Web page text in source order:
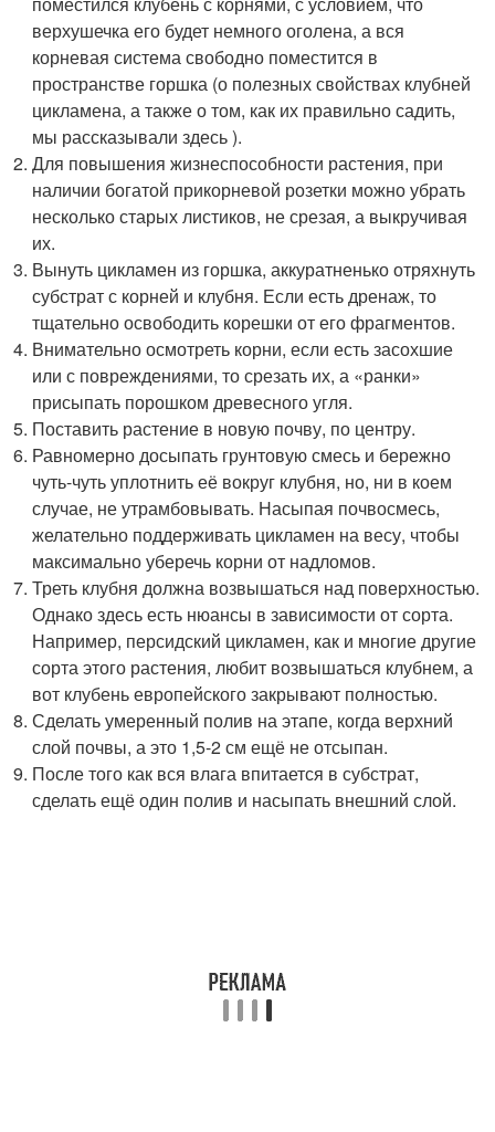
верхушечка его будет немного оголена, а вся
корневая система свободно поместится в
пространстве горшка (о полезных свойствах клубней
цикламена, а также о том, как их правильно садить,
мы рассказывали здесь ).
Для повышения жизнеспособности растения, при
наличии богатой прикорневой розетки можно убрать
несколько старых листиков, не срезая, а выкручивая
их.
Вынуть цикламен из горшка, аккуратненько отряхнуть
субстрат с корней и клубня. Если есть дренаж, то
тщательно освободить корешки от его фрагментов.
Внимательно осмотреть корни, если есть засохшие
или с повреждениями, то срезать их, а «ранки»
присыпать порошком древесного угля.
Поставить растение в новую почву, по центру.
Равномерно досыпать грунтовую смесь и бережно
чуть-чуть уплотнить её вокруг клубня, но, ни в коем
случае, не утрамбовывать. Насыпая почвосмесь,
желательно поддерживать цикламен на весу, чтобы
максимально уберечь корни от надломов.
Треть клубня должна возвышаться над поверхностью.
Однако здесь есть нюансы в зависимости от сорта.
Например, персидский цикламен, как и многие другие
сорта этого растения, любит возвышаться клубнем, а
вот клубень европейского закрывают полностью.
Сделать умеренный полив на этапе, когда верхний
слой почвы, а это 1,5-2 см ещё не отсыпан.
После того как вся влага впитается в субстрат,
сделать ещё один полив и насыпать внешний слой.